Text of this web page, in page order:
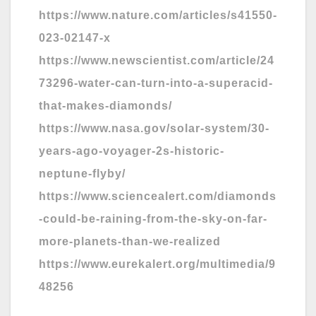
https://www.nature.com/articles/s41550-
023-02147-x
https://www.newscientist.com/article/24
73296-water-can-turn-into-a-superacid-
that-makes-diamonds/
https://www.nasa.gov/solar-system/30-
years-ago-voyager-2s-historic-
neptune-flyby/
https://www.sciencealert.com/diamonds
-could-be-raining-from-the-sky-on-far-
more-planets-than-we-realized
https://www.eurekalert.org/multimedia/9
48256